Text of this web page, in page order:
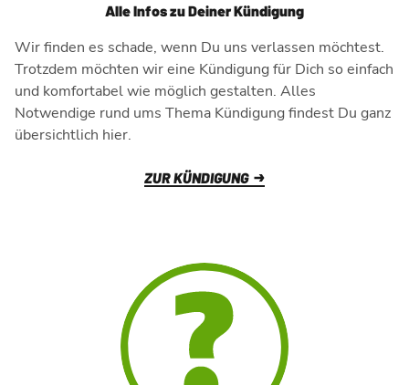
Alle Infos zu Deiner Kündigung
Wir finden es schade, wenn Du uns verlassen möchtest.
Trotzdem möchten wir eine Kündigung für Dich so einfach
und komfortabel wie möglich gestalten. Alles
Notwendige rund ums Thema Kündigung findest Du ganz
übersichtlich hier.
ZUR KÜNDIGUNG